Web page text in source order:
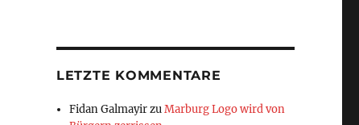
LETZTE KOMMENTARE
Fidan GalmayirzuMarburg Logo wird von